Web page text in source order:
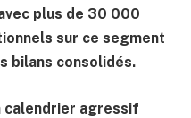
plus de 30 000
sur ce segment
bilans consolidés.
calendrier agressif